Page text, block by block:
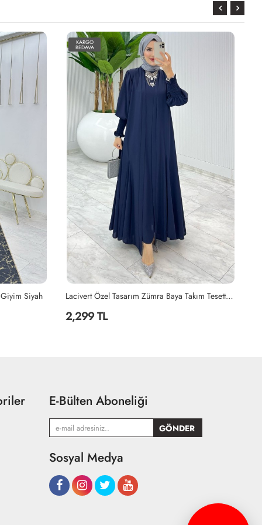
Lacivert Özel Tasarım Zümra Baya Takım Tesettür Giyim Lacivert
KARGO
BEDAVA
Petrol Seda Tasarım Takım Tesettür Giyim Petrol Mavisi
2,199 TL
E-Bülten Aboneliği
Sosyal Medya